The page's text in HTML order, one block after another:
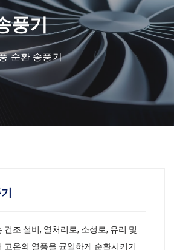
풍기
순환 송풍기
건조 설비, 열처리로, 소성로, 유리 및
고온의 열풍을 균일하게 순환시키기